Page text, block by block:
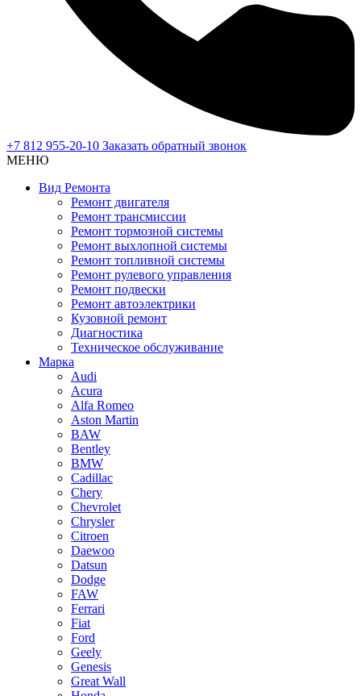
+7 812 955-20-10 Заказать обратный звонок
МЕНЮ
Вид Ремонта
Ремонт двигателя
Ремонт трансмиссии
Ремонт тормозной системы
Ремонт выхлопной системы
Ремонт топливной системы
Ремонт рулевого управления
Ремонт подвески
Ремонт автоэлектрики
Кузовной ремонт
Диагностика
Техническое обслуживание
Марка
Audi
Acura
Alfa Romeo
Aston Martin
BAW
Bentley
BMW
Cadillac
Chery
Chevrolet
Chrysler
Citroen
Daewoo
Datsun
Dodge
FAW
Ferrari
Fiat
Ford
Geely
Genesis
Great Wall